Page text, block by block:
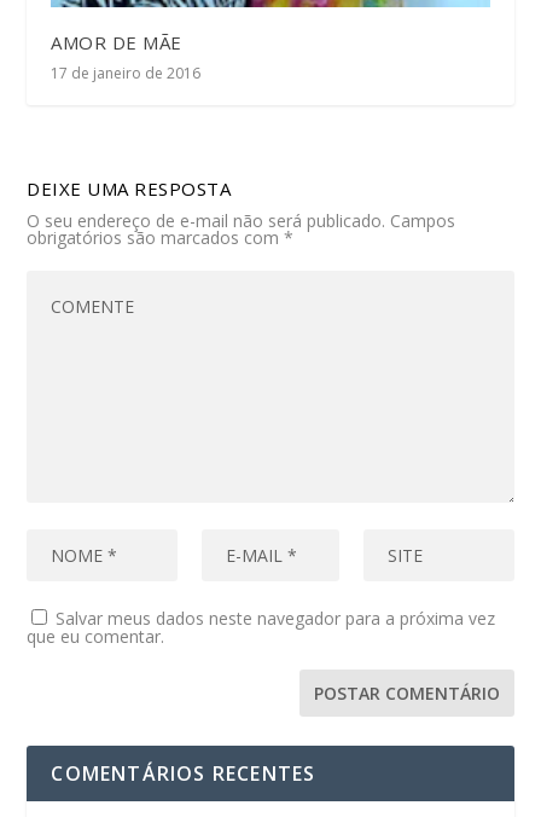
AMOR DE MÃE
17 de janeiro de 2016
DEIXE UMA RESPOSTA
O seu endereço de e-mail não será publicado. Campos
obrigatórios são marcados com*
Salvar meus dados neste navegador para a próxima vez
que eu comentar.
COMENTÁRIOS RECENTES